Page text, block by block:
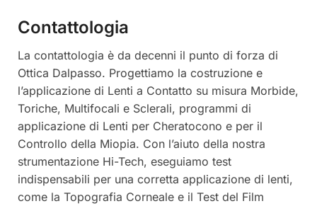
Contattologia
La contattologia è da decenni il punto di forza di
Ottica Dalpasso. Progettiamo la costruzione e
l’applicazione di Lenti a Contatto su misura Morbide,
Toriche, Multifocali e Sclerali, programmi di
applicazione di Lenti per Cheratocono e per il
Controllo della Miopia. Con l’aiuto della nostra
strumentazione Hi-Tech, eseguiamo test
indispensabili per una corretta applicazione di lenti,
come la Topografia Corneale e il Test del Film